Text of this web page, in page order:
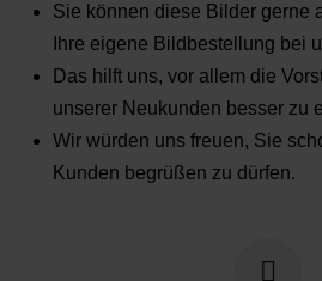
Sie können diese Bilder gerne
Ihre eigene Bildbestellung bei
Das hilft uns, vor allem die
unserer Neukunden besser zu
Wir würden uns freuen, Sie
Kunden begrüßen zu dürfen.